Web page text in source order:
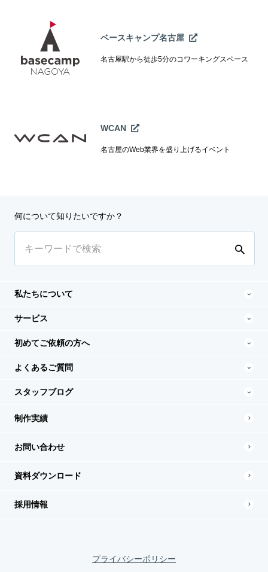
ベースキャンプ名古屋
名古屋駅から徒歩5分のコワーキングスペース
WCAN
名古屋のWeb業界を盛り上げるイベント
何について知りたいですか？
私たちについて
サービス
初めてご依頼の方へ
よくあるご質問
スタッフブログ
制作実績
お問い合わせ
資料ダウンロード
採用情報
プライバシーポリシー